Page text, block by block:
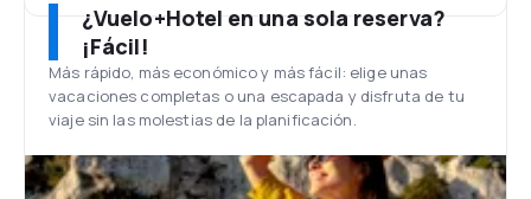
¿Vuelo+Hotel en una sola reserva?
¡Fácil!
Más rápido, más económico y más fácil: elige unas
vacaciones completas o una escapada y disfruta de tu
viaje sin las molestias de la planificación.